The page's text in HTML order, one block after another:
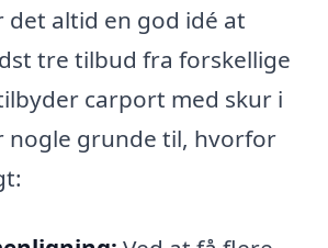
det altid en god idé at
tre tilbud fra forskellige
carport med skur i
nogle grunde til, hvorfor